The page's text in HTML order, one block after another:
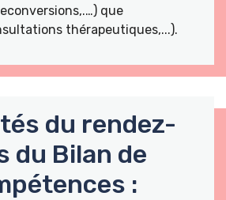
que
thérapeutiques,...).
du rendez-
du Bilan de
: